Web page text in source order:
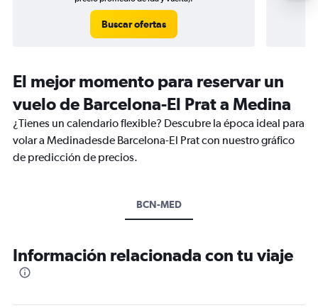
Buscar ofertas
El mejor momento para reservar un
vuelo de Barcelona-El Prat a Medina
¿Tienes un calendario flexible? Descubre la época ideal para
volar a Medinadesde Barcelona-El Prat con nuestro gráfico
de predicción de precios.
BCN-MED
Información relacionada con tu viaje